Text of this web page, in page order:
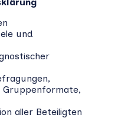
und
Gruppenformate,
aller Beteiligten